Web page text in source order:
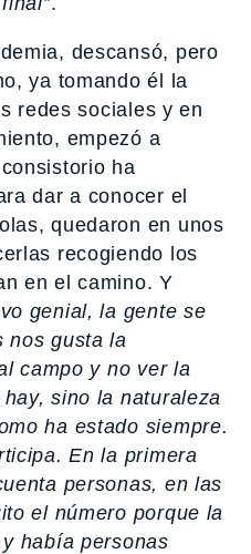
descansó, pero
ya tomando él la
redes sociales y en
empezó a
ha
dar a conocer el
quedaron en unos
recogiendo los
en el camino. Y
genial, la gente se
nos gusta la
campo y no ver la
sino la naturaleza
ha estado siempre.
En la primera
personas, en las
el número porque la
había personas